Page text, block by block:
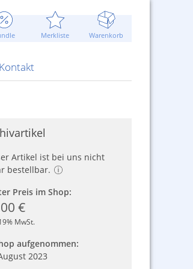
Merkliste Warenkorb
Blitzschnell...
Sommerpreise u.v.m.
Kontaktformular
AGB
Artikel ist bei uns nicht
bestellbar.
Preis im Shop:
€
MwSt.
aufgenommen:
2023